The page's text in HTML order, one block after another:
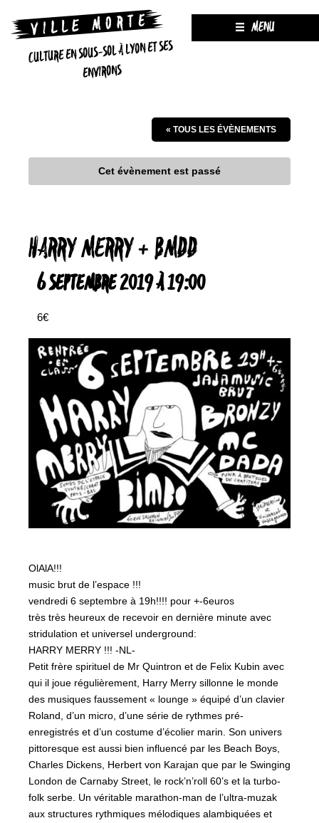
CULTURE EN SOUS-SOL À LYON ET SES
ENVIRONS
MENU
« TOUS LES ÉVÈNEMENTS
Cet évènement est passé
HARRY MERRY + BMDD
6 SEPTEMBRE 2019 À 19:00
6€
OlAlA!!!
music brut de l’espace !!!
vendredi 6 septembre à 19h!!!! pour +-6euros
très très heureux de recevoir en dernière minute avec
stridulation et universel underground:
HARRY MERRY !!! -NL-
Petit frère spirituel de Mr Quintron et de Felix Kubin avec
qui il joue régulièrement, Harry Merry sillonne le monde
des musiques faussement « lounge » équipé d’un clavier
Roland, d’un micro, d’une série de rythmes pré-
enregistrés et d’un costume d’écolier marin. Son univers
pittoresque est aussi bien influencé par les Beach Boys,
Charles Dickens, Herbert von Karajan que par le Swinging
London de Carnaby Street, le rock’n’roll 60’s et la turbo-
folk serbe. Un véritable marathon-man de l’ultra-muzak
aux structures rythmiques mélodiques alambiquées et